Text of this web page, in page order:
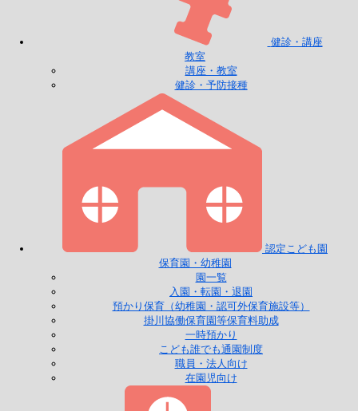
健診・講座
教室
講座・教室
健診・予防接種
認定こども園
保育園・幼稚園
園一覧
入園・転園・退園
預かり保育（幼稚園・認可外保育施設等）
掛川協働保育園等保育料助成
一時預かり
こども誰でも通園制度
職員・法人向け
在園児向け